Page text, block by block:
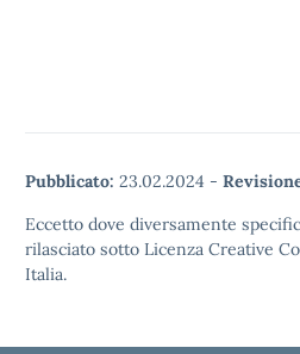
Pubblicato: 23.02.2024 -
Eccetto dove diversamente
rilasciato sotto Licenza Creative
Italia.